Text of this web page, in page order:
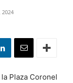
Plaza Coronel